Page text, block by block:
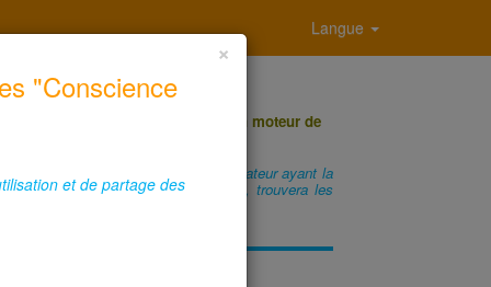
Langue
fouiller parmi nos ressources, un moteur de
à souhait !
gratuitement nos travaux. Un éducateur ayant la
Un éducateur ne la possédant pas, trouvera les
×
"Conscience
et de partage des